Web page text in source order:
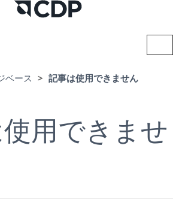
ビ
切
り
ベース 記事は使用できません
用できませ